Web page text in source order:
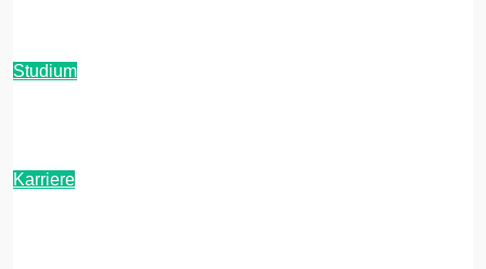
Studium
Karriere